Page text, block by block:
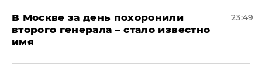
В Москве за день похоронили
второго генерала – стало известно
имя
23:49